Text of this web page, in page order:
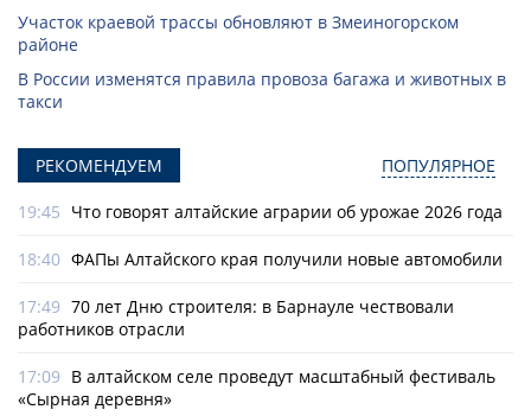
Участок краевой трассы обновляют в Змеиногорском
районе
В России изменятся правила провоза багажа и животных в
такси
РЕКОМЕНДУЕМ ПОПУЛЯРНОЕ
19:45 Что говорят алтайские аграрии об урожае 2026 года
18:40 ФАПы Алтайского края получили новые автомобили
17:49 70 лет Дню строителя: в Барнауле чествовали
работников отрасли
17:09 В алтайском селе проведут масштабный фестиваль
«Сырная деревня»